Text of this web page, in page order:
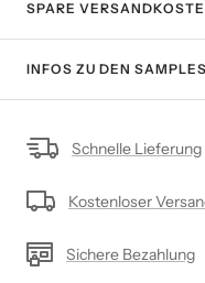
SPARE
INFOS ZU DEN SAMPLES
Schnelle Lieferung
Kostenloser
Sichere Bezahlung